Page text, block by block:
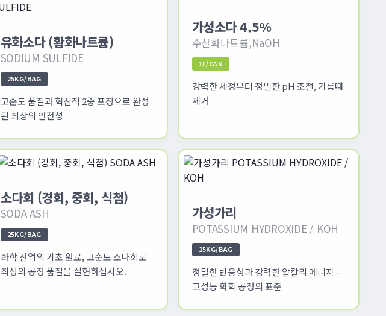
유화소다 (황화나트륨)
SODIUM SULFIDE
25KG/BAG
고순도 품질과 혁신적 2중 포장으로 완성
된 최상의 안전성
가성소다 4.5%
수산화나트륨,NaOH
1L/CAN
강력한 세정부터 정밀한 pH 조절, 기름때
제거
소다회 (경회, 중회, 식첨)
SODA ASH
25KG/BAG
화학 산업의 기초 원료, 고순도 소다회로
최상의 공정 품질을 실현하십시오.
가성가리
POTASSIUM HYDROXIDE / KOH
25KG/BAG
정밀한 반응성과 강력한 알칼리 에너지 –
고성능 화학 공정의 표준